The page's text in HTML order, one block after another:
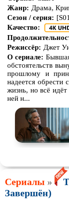
Жанр: Драма,
Сезон / серия:
Качество:
Режиссёр: Джет
О сериале:
обстоятельств
прошлому и
надеется обрести
жизнь, но всё идёт
ней н...
Сериалы »
Завершён)